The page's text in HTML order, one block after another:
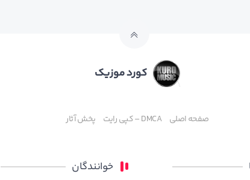
کورد موزیک
صفحه اصلی DMCA – کپی رایت پخش آثار
خوانندگان